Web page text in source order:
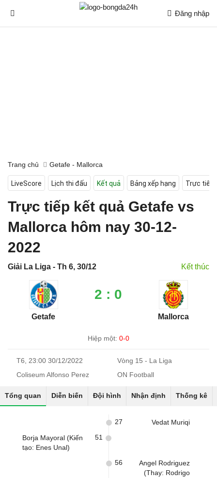
Đăng nhập
Trang chủ Getafe - Mallorca
LiveScore Lịch thi đấu Kết quả Bảng xếp hạng Trực tiếp
Trực tiếp kết quả Getafe vs
Mallorca hôm nay 30-12-
2022
Giải La Liga - Th 6, 30/12 Kết thúc
Getafe
2 : 0
Mallorca
Hiệp một: 0-0
T6, 23:00 30/12/2022
Vòng 15 - La Liga
Coliseum Alfonso Perez
ON Football
Tổng quan Diễn biến Đội hình Nhận định Thống kê
Vedat Muriqi
27
Borja Mayoral (Kiến
tạo: Enes Unal)
51
Angel Rodriguez
(Thay: Rodrigo
56